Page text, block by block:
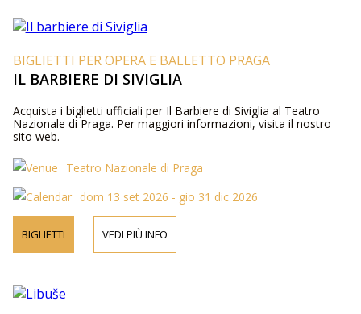
BIGLIETTI PER OPERA E BALLETTO PRAGA
IL BARBIERE DI SIVIGLIA
Acquista i biglietti ufficiali per Il Barbiere di Siviglia al Teatro
Nazionale di Praga. Per maggiori informazioni, visita il nostro
sito web.
Teatro Nazionale di Praga
dom 13 set 2026 - gio 31 dic 2026
BIGLIETTI VEDI PIÙ INFO